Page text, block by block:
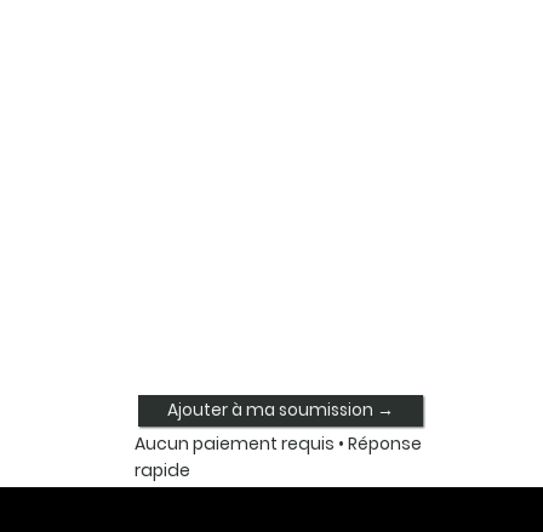
Ajouter à ma soumission →
Aucun paiement requis • Réponse
rapide